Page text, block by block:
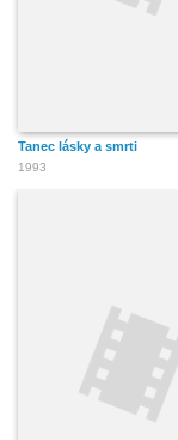
Tanec lásky a smrti
1993